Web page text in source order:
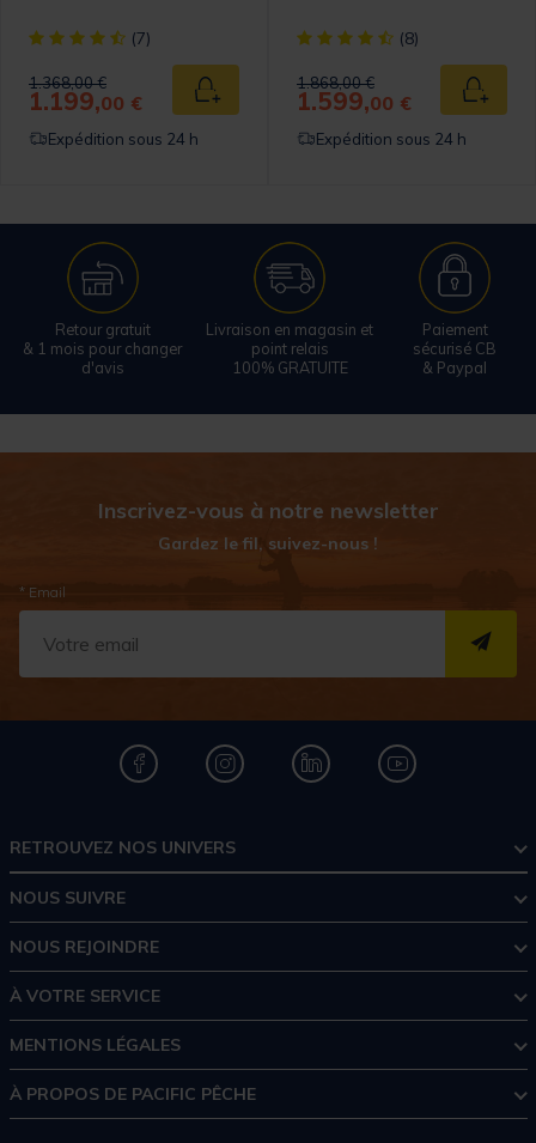
Rating
panier
[object Object] out of 5 Customer Rating
(7)
Price reduced from
1.368,00 €to
1.199,00 € Ajouter au panier
Expédition sous 24 h
[object Object] out of 5
(8)
Price reduced from
1.868,00 €to
1.599,00 €
Expédition sous 24 h
Retour gratuit
& 1 mois pour changer
d'avis
Livraison en magasin et
point relais
100% GRATUITE
Paiement
sécurisé CB
& Paypal
Inscrivez-vous à notre newsletter
Gardez le fil, suivez-nous !
* Email
RETROUVEZ NOS UNIVERS
NOUS SUIVRE
NOUS REJOINDRE
À VOTRE SERVICE
MENTIONS LÉGALES
À PROPOS DE PACIFIC PÊCHE